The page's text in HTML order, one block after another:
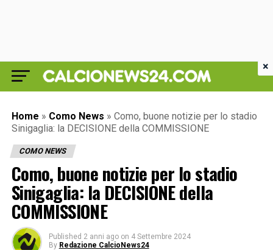
Home » Como News » Como, buone notizie per lo stadio
Sinigaglia: la DECISIONE della COMMISSIONE
COMO NEWS
Como, buone notizie per lo stadio
Sinigaglia: la DECISIONE della
COMMISSIONE
Published 2 anni ago on 4 Settembre 2024
By Redazione CalcioNews24
×